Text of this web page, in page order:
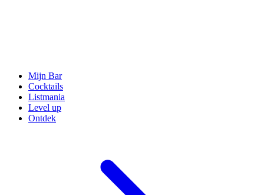
Mijn Bar
Cocktails
Listmania
Level up
Ontdek